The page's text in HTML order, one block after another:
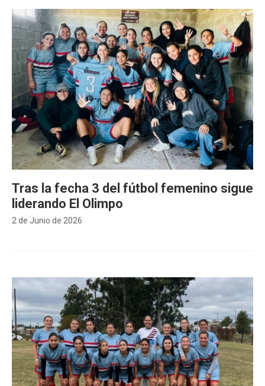
2 de Junio de 2026
Tras la fecha 3 del fútbol femenino sigue
liderando El Olimpo